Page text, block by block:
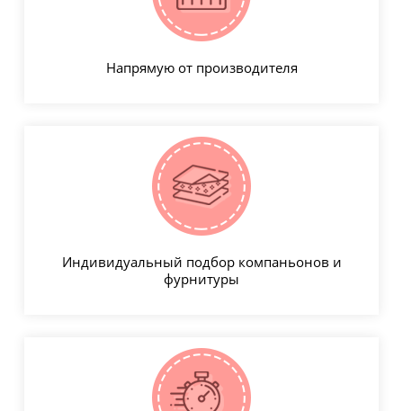
Напрямую от производителя
Индивидуальный подбор компаньонов и
фурнитуры